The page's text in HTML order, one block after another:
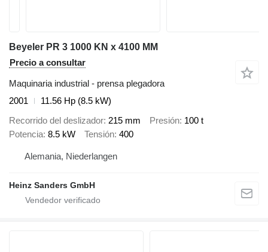
Beyeler PR 3 1000 KN x 4100 MM
Precio a consultar
Maquinaria industrial - prensa plegadora
2001
11.56 Hp (8.5 kW)
Recorrido del deslizador 215 mm Presión 100 t
Potencia 8.5 kW Tensión 400
Alemania, Niederlangen
Heinz Sanders GmbH